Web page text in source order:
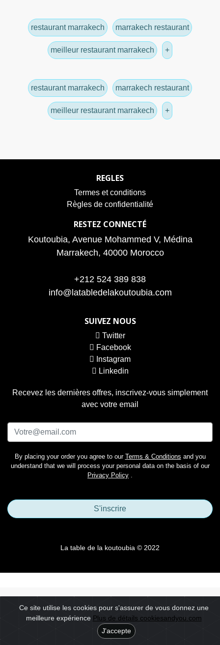
restaurant marrakech marrakech restaurant
meilleur restaurant marrakech +
restaurant marrakech marrakech restaurant
meilleur restaurant marrakech +
REGLES
Termes et conditions
Règles de confidentialité
RESTEZ CONNECTÉ
Koutoubia, Avenue Mohammed V, Médina
Marrakech, 40000 Morocco
+212 524 389 838
info@latabledelakoutoubia.com
SUIVEZ NOUS
Twitter
Facebook
Instagram
Linkedin
Recevez les dernières offres, inscrivez-vous simplement
avec votre email
By placing your order you agree to our Terms & Conditions and you
understand that we will process your personal data on the basis of our
Privacy Policy .
S'inscrire
La table de la koutoubia © 2022
Ce site utilise les cookies pour s'assurer de vous donnez une
meilleure expérience Plus de détails cookiesandyou.com
J'accepte